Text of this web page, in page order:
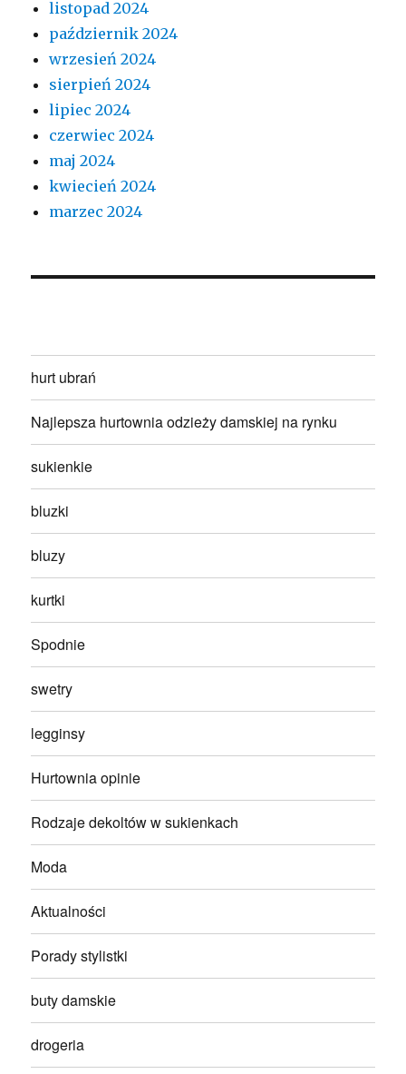
listopad 2024
październik 2024
wrzesień 2024
sierpień 2024
lipiec 2024
czerwiec 2024
maj 2024
kwiecień 2024
marzec 2024
hurt ubrań
Najlepsza hurtownia odzieży damskiej na rynku
sukienkie
bluzki
bluzy
kurtki
Spodnie
swetry
legginsy
Hurtownia opinie
Rodzaje dekoltów w sukienkach
Moda
Aktualności
Porady stylistki
buty damskie
drogeria